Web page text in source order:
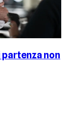
partenza non